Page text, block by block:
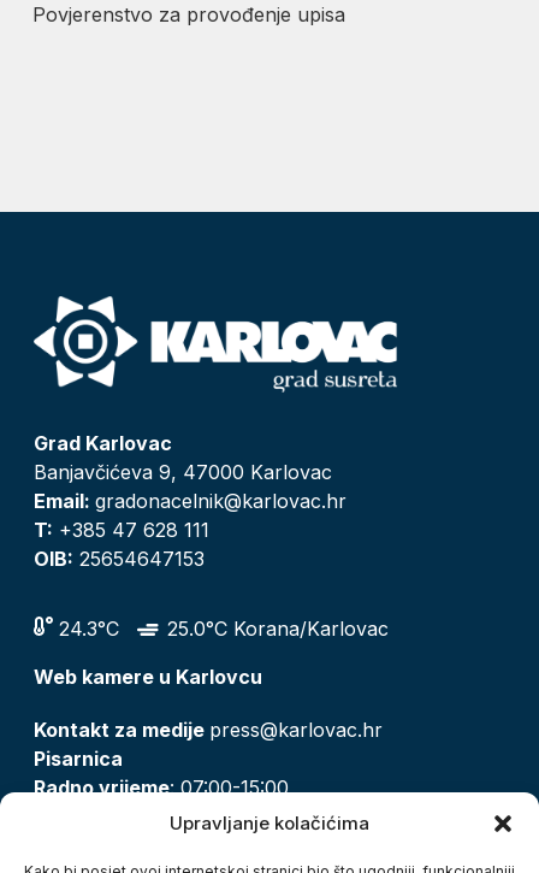
Upravljanje kolačićima
Povjerenstvo za provođenje upisa
Grad Karlovac
Banjavčićeva 9, 47000 Karlovac
Email: gradonacelnik@karlovac.hr
T: +385 47 628 111
OIB: 25654647153
24.3°C
25.0°C Korana/Karlovac
Web kamere u Karlovcu
Kontakt za medije press@karlovac.hr
Pisarnica
Radno vrijeme: 07:00-15:00
pisarnica@karlovac.hr